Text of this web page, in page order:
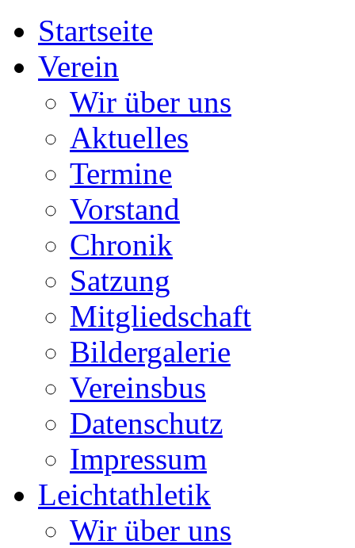
Startseite
Verein
Wir über uns
Aktuelles
Termine
Vorstand
Chronik
Satzung
Mitgliedschaft
Bildergalerie
Vereinsbus
Datenschutz
Impressum
Leichtathletik
Wir über uns